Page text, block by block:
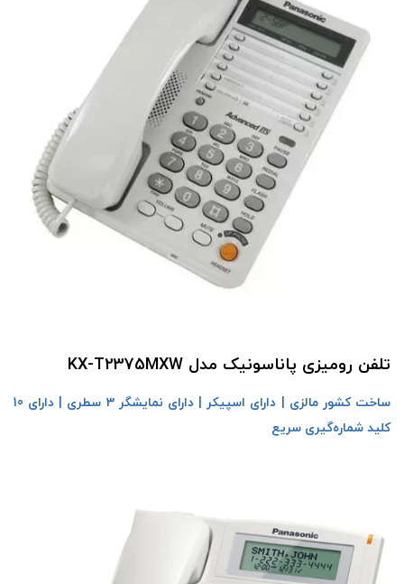
تلفن رومیزی پاناسونیک مدل KX-T2375MXW
ساخت کشور مالزی | دارای اسپیکر | دارای نمایشگر 3 سطری | دارای 10
کلید شماره‌گیری سریع